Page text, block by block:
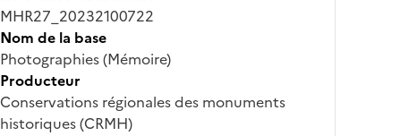
MHR27_20232100722
Nom de la base
Photographies (Mémoire)
Producteur
Conservations régionales des monuments
historiques (CRMH)